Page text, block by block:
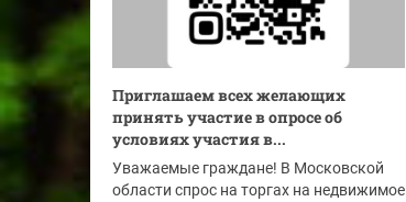
Приглашаем всех желающих
принять участие в опросе об
условиях участия в...
Уважаемые граждане! В Московской
области спрос на торгах на недвижимое